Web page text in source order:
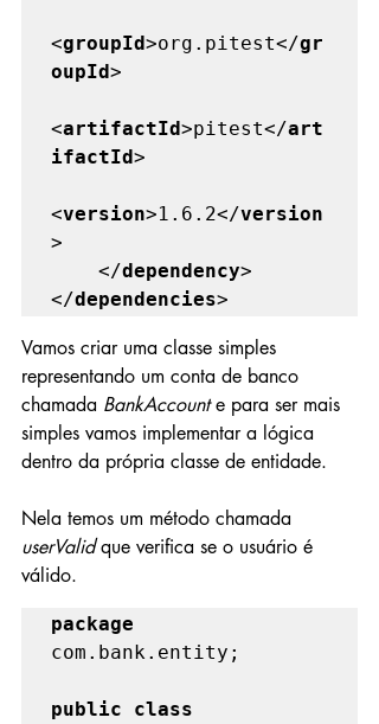
<groupId>org.pitest</gr
oupId>
<artifactId>pitest</art
ifactId>
<version>1.6.2</version
>
    </
dependency>
</dependencies>
Vamos criar uma classe simples
representando um conta de banco
chamada BankAccount e para ser mais
simples vamos implementar a lógica
dentro da própria classe de entidade.
Nela temos um método chamada
userValid que verifica se o usuário é
válido.
com.bank.entity;